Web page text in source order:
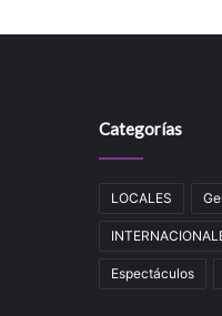
Categorías
LOCALES
Espectáculos